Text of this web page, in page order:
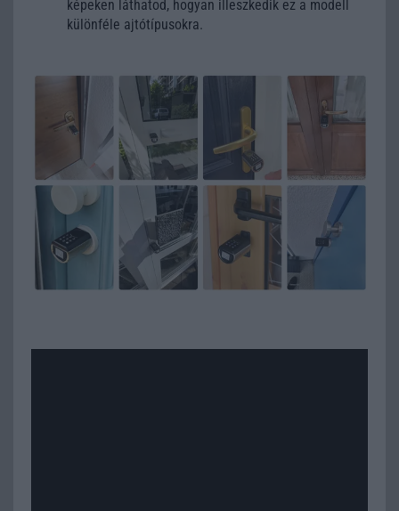
képeken láthatod, hogyan illeszkedik ez a modell
különféle ajtótípusokra.